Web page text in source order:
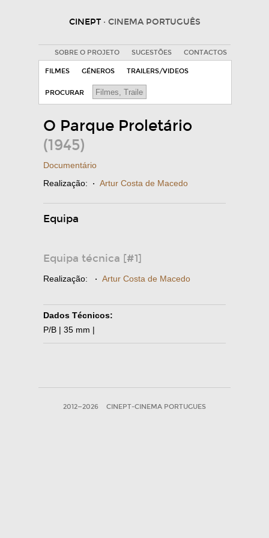
CINEPT · CINEMA PORTUGUÊS
SOBRE O PROJETO SUGESTÕES CONTACTOS
FILMES GÉNEROS TRAILERS/VIDEOS
PROCURAR
O Parque Proletário
(1945)
Documentário
Realização: · Artur Costa de Macedo
Equipa
Equipa técnica [#1]
Realização: · Artur Costa de Macedo
Dados Técnicos:
P/B | 35 mm |
2012—2026 CINEPT-CINEMA PORTUGUES